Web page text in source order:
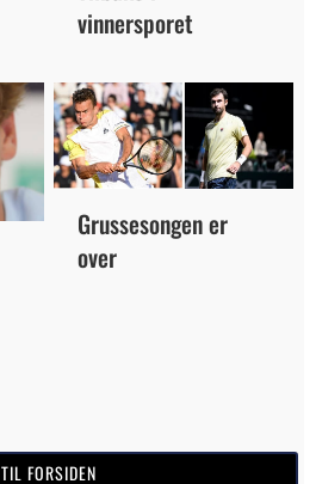
vinnersporet
Grussesongen er
over
TIL FORSIDEN